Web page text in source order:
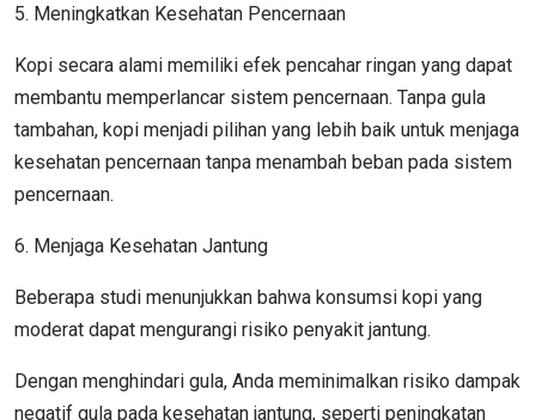
5. Meningkatkan Kesehatan Pencernaan
Kopi secara alami memiliki efek pencahar ringan yang dapat
membantu memperlancar sistem pencernaan. Tanpa gula
tambahan, kopi menjadi pilihan yang lebih baik untuk menjaga
kesehatan pencernaan tanpa menambah beban pada sistem
pencernaan.
6. Menjaga Kesehatan Jantung
Beberapa studi menunjukkan bahwa konsumsi kopi yang
moderat dapat mengurangi risiko penyakit jantung.
Dengan menghindari gula, Anda meminimalkan risiko dampak
negatif gula pada kesehatan jantung, seperti peningkatan